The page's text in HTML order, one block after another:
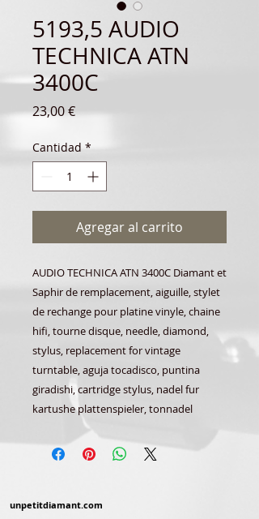
5193,5 AUDIO
TECHNICA ATN
3400C
23,00 €Precio
Cantidad *
Agregar al carrito
AUDIO TECHNICA ATN 3400C Diamant et
Saphir de remplacement, aiguille, stylet
de rechange pour platine vinyle, chaine
hifi, tourne disque, needle, diamond,
stylus, replacement for vintage
turntable, aguja tocadisco, puntina
giradishi, cartridge stylus, nadel fur
kartushe plattenspieler, tonnadel
unpetitdiamant.com